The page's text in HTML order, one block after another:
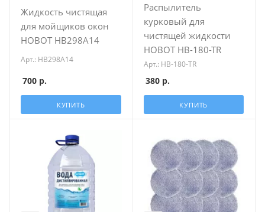
Жидкость чистящая
для мойщиков окон
HOBOT HB298A14
Арт.: HB298A14
700 р.
КУПИТЬ
Распылитель
курковый для
чистящей жидкости
HOBOT HB-180-TR
Арт.: HB-180-TR
380р.
КУПИТЬ